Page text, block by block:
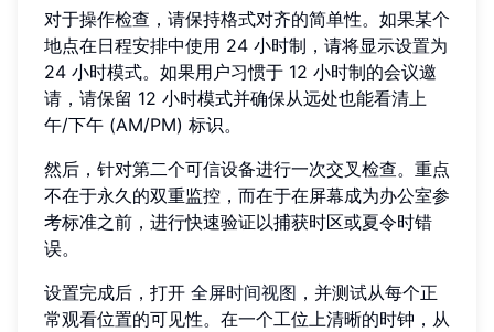
对于操作检查，请保持格式对齐的简单性。如果某个
地点在日程安排中使用 24 小时制，请将显示设置为
24 小时模式。如果用户习惯于 12 小时制的会议邀
请，请保留 12 小时模式并确保从远处也能看清上
午/下午 (AM/PM) 标识。
然后，针对第二个可信设备进行一次交叉检查。重点
不在于永久的双重监控，而在于在屏幕成为办公室参
考标准之前，进行快速验证以捕获时区或夏令时错
误。
设置完成后，打开 全屏时间视图 ，并测试从每个正
常观看位置的可见性。在一个工位上清晰的时钟，从